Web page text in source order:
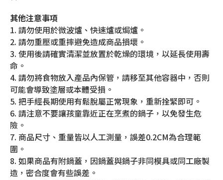
其他注意事項
1. 請勿使用於微波爐、快速爐或焗爐。
2. 請勿重壓或重摔避免造成商品損壞。
3. 使用後請確實清潔並放置於乾燥的環境，以延長使用壽
命。
4. 請勿將食物放入產品內保管，請移至其他容器中，否則
可能會導致塗層或本體受損。
5. 把手經長期使用有鬆脫屬正常現象，重新拴緊即可。
6. 請注意不要讓孩童靠近正在烹煮的鍋子，以免發生危
險。
7. 商品尺寸、重量皆以人工測量，誤差0.2CM為合理範
圍。
8. 如果商品有附鍋蓋，因鍋蓋與鍋子非同模具或同工廠製
造，密合度會有些誤差。